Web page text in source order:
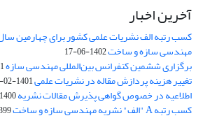
آخرین اخبار
کسب رتبه الف نشریات علمی کشور برای چهارمین
مهندسی سازه و ساخت1402-06-17
برگزاری ششمین کنفرانس بین‌المللی مهندسی سازه
تغییر هزینه پردازش مقاله در نشریات علمی1401-02-26
اطلاعیه در خصوص گواهی پذیرش مقالات نشریه1400-09-18
کسب رتبه A "الف" نشریه مهندسی سازه و ساخت 06-18